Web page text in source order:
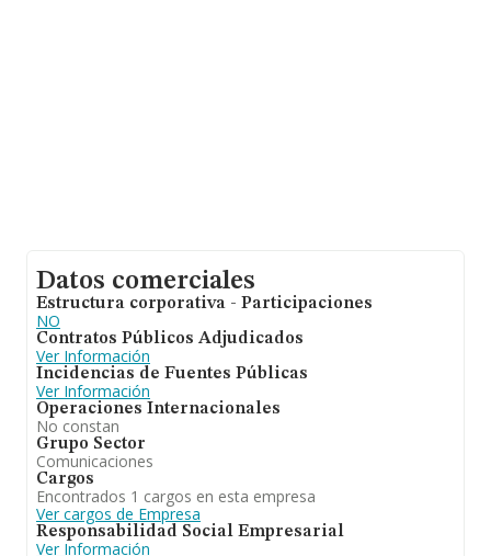
Datos comerciales
Estructura corporativa - Participaciones
NO
Contratos Públicos Adjudicados
Ver Información
Incidencias de Fuentes Públicas
Ver Información
Operaciones Internacionales
No constan
Grupo Sector
Comunicaciones
Cargos
Encontrados 1 cargos en esta empresa
Ver cargos de Empresa
Responsabilidad Social Empresarial
Ver Información